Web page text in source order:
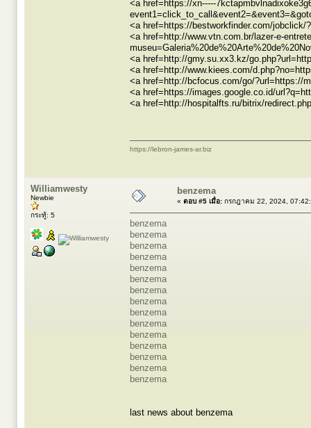
<a href=https://xn-----
<a href=https://bestworkfinder.com/
<a href=http://www.vtn.com.br/lazer-e-
<a href=http://gmy.su.xx3.kz/
<a href=http://www.kiees.com/
<a href=http://bcfocus.com/go/?url=https://
<a href=https://images.google.co.id/
<a href=http://hospitalfts.ru/bitrix/
https://lebron-james-ar.biz
Williamwesty
Newbie
กระทู้: 5
benzema
« ตอบ #5 เมื่อ: กรกฎาคม 22, 2024,
benzema
benzema
benzema
benzema
benzema
benzema
benzema
benzema
benzema
benzema
benzema
benzema
benzema
benzema
benzema
last news about benzema